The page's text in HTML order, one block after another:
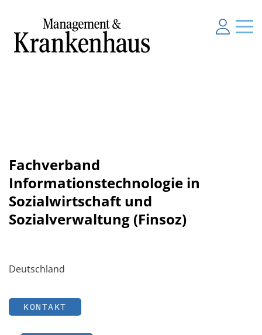
Fachverband
Informationstechnologie in
Sozialwirtschaft und
Sozialverwaltung (Finsoz)
Deutschland
KONTAKT